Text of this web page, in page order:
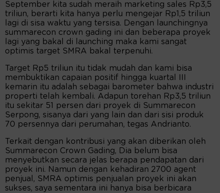
September kita sudah meraih marketing sales Rp3,5
triliun, berarti kita hanya perlu mengejar Rp1,5 triliun
lagi di sisa waktu yang tersisa. Dengan launchingnya
summarecon crown gading ini dan beberapa proyek
lagi yang bakal di launching maka kami sangat
optimis target SMRA bakal terpenuhi.
Target Rp5 triliun itu tidak mudah dan kami bisa
membuktikan capaian positif hingga kuartal III
kemarin itu adalah sebagai barometer bahwa industri
properti telah kembali. Adapun torehan Rp3,5 triliun
itu sekitar 51 persen dari proyek di Summarecon
Serpong, sisanya dari yang lain dan dari sisi produk
70 persennya dari perumahan, tegas Andrianto.
Terkait dengan kontribusi yang akan diberikan oleh
Summarecon Crown Gading, Dia belum bisa
menyebutkan secara jelas berapa pendapatan dari
proyek ini. Namun dengan kehadiran 2700 agent
penjual, SMRA optimis penjualan proyek ini akan
sukses, saya sementara ini hanya bisa berbicara